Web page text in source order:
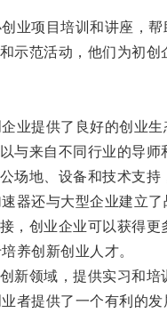
项目培训和讲座，帮
范活动，他们为初创
提供了良好的创业生
来自不同行业的导师
地、设备和技术支持
还与大型企业建立了
创业企业可以获得更
创新创业人才。
领域，提供实习和培
提供了一个有利的发